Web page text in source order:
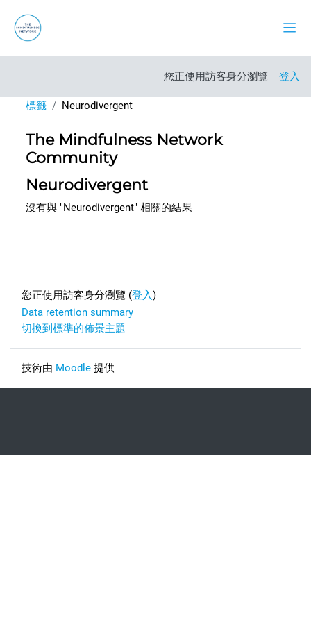
您正使用訪客身分瀏覽 登入
標籤 Neurodivergent
The Mindfulness Network
Community
Neurodivergent
沒有與 "Neurodivergent" 相關的結果
您正使用訪客身分瀏覽 (登入)
Data retention summary
切換到標準的佈景主題
技術由 Moodle 提供